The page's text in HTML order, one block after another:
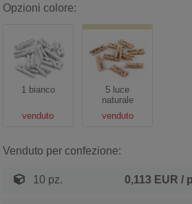
Opzioni colore:
1 bianco
venduto
5 luce
naturale
venduto
Venduto per confezione:
10 pz. 0,113 EUR /